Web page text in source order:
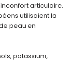
articulaire.
utilisaient la
peau en
potassium,